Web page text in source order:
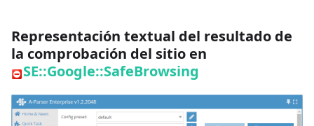
Representación textual del resultado de
la comprobación del sitio en
SE::Google::SafeBrowsing